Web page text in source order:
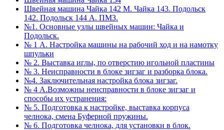
Швейная машина Чайка 142 М. Чайка 143. Подольск
142. Подольск 144 А. ПМЗ.
№1. Основные узлы швейных машин: Чайка и
Подольск.
№ 1 А. Настройка машины на рабочий ход и на намотку
шпульки
№ 2. Выставка иглы, по отверстию игольной пластины
№ 3. Неисправности в блоке зигзаг и разборка блока.
№4. Заключительная настройка блока зигзаг.
№ 4 А.Возможны неисправности в блоке зигзаг и
способы их устранения:
№ 5. Подготовка к настройке, выставка корпуса
челнока, смена Буферной пружины.
№ 6. Подготовка челнока, для установки в блок.